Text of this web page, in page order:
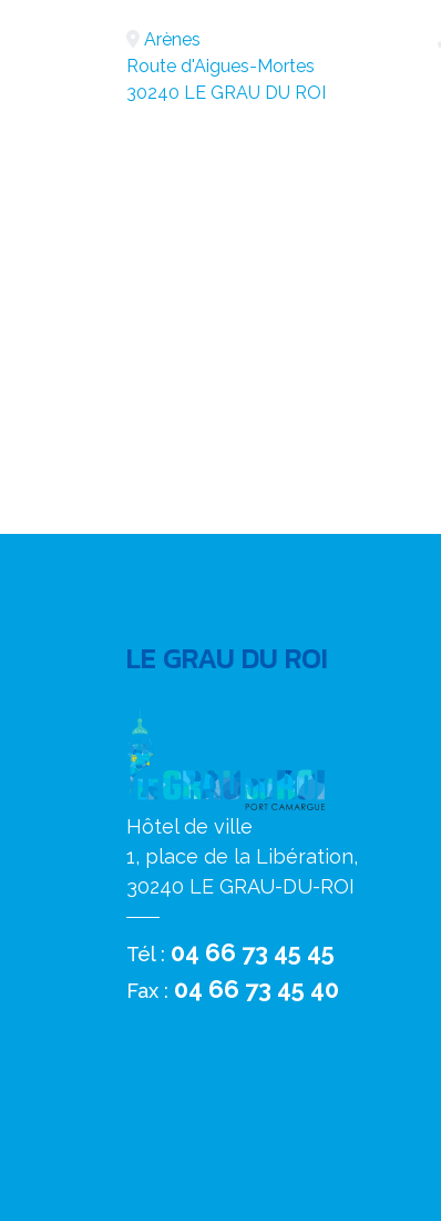
Arènes
Route d'Aigues-Mortes
30240 LE GRAU DU ROI
LE GRAU DU ROI
Hôtel de ville
1, place de la Libération,
30240 LE GRAU-DU-ROI
Tél : 04 66 73 45 45
Fax : 04 66 73 45 40